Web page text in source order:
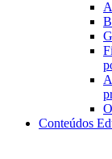
Conteúdos